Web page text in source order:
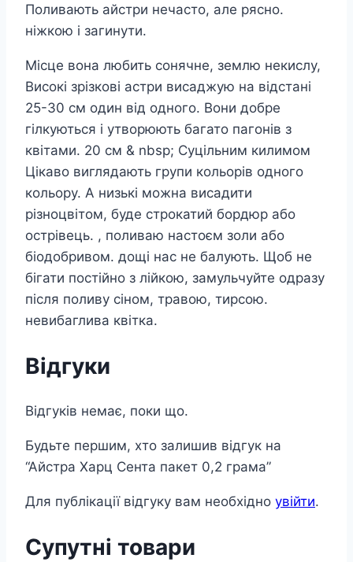
Поливають айстри нечасто, але рясно.
ніжкою і загинути.
Місце вона любить сонячне, землю некислу,
Високі зрізкові астри висаджую на відстані
25-30 см один від одного. Вони добре
гілкуються і утворюють багато пагонів з
квітами. 20 см & nbsp; Суцільним килимом
Цікаво виглядають групи кольорів одного
кольору. А низькі можна висадити
різноцвітом, буде строкатий бордюр або
острівець. , поливаю настоєм золи або
біодобривом. дощі нас не балують. Щоб не
бігати постійно з лійкою, замульчуйте одразу
після поливу сіном, травою, тирсою.
невибаглива квітка.
Відгуки
Відгуків немає, поки що.
Будьте першим, хто залишив відгук на
“Айстра Харц Сента пакет 0,2 грама”
Для публікації відгуку вам необхідно увійти.
Супутні товари